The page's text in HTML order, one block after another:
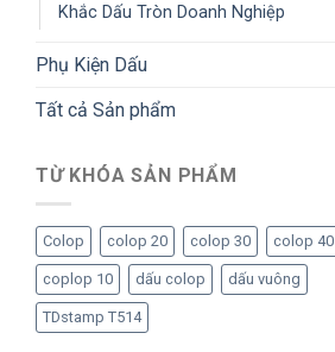
Khắc Dấu Tròn Doanh Nghiệp
Phụ Kiện Dấu
Tất cả Sản phẩm
TỪ KHÓA SẢN PHẨM
Colop colop 20 colop 30 colop 40
coplop 10 dấu colop dấu vuông
TDstamp T514